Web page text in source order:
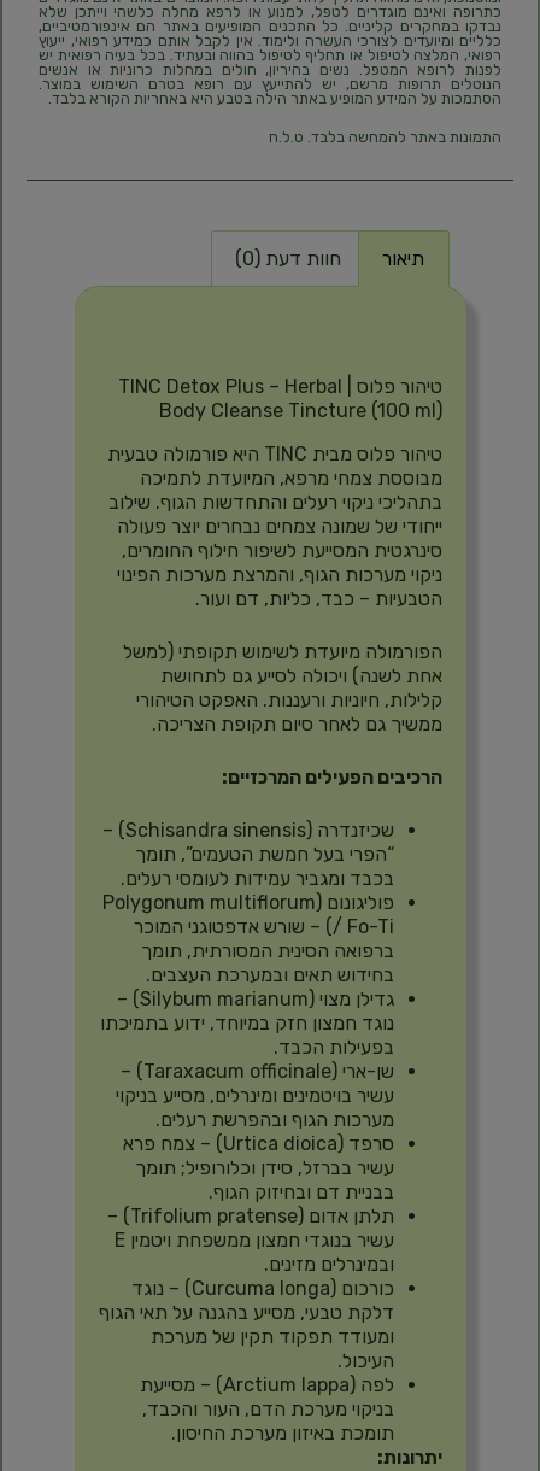
כתרופה ואינם מוגדרים לטפל, למנוע או לרפא מחלה כלשהי וייתכן שלא
נבדקו במחקרים קליניים. כל התכנים המופיעים באתר הם אינפורמטיביים,
כלליים ומיועדים לצורכי העשרה ולימוד. אין לקבל אותם כמידע רפואי, ייעוץ
רפואי, המלצה לטיפול או תחליף לטיפול בהווה ובעתיד. בכל בעיה רפואית יש
לפנות לרופא המטפל. נשים בהיריון, חולים במחלות כרוניות או אנשים
הנוטלים תרופות מרשם, יש להתייעץ עם רופא בטרם השימוש במוצר.
הסתמכות על המידע המופיע באתר הילה בטבע היא באחריות הקורא בלבד.
התמונות באתר להמחשה בלבד. ט.ל.ח
תיאור חוות דעת (0)
טיהור פלוס | TINC Detox Plus – Herbal
Body Cleanse Tincture (100 ml)
טיהור פלוס מבית TINC היא פורמולה טבעית
מבוססת צמחי מרפא, המיועדת לתמיכה
בתהליכי ניקוי רעלים והתחדשות הגוף. שילוב
ייחודי של שמונה צמחים נבחרים יוצר פעולה
סינרגטית המסייעת לשיפור חילוף החומרים,
ניקוי מערכות הגוף, והמרצת מערכות הפינוי
הטבעיות – כבד, כליות, דם ועור.
הפורמולה מיועדת לשימוש תקופתי (למשל
אחת לשנה) ויכולה לסייע גם לתחושת
קלילות, חיוניות ורעננות. האפקט הטיהורי
ממשיך גם לאחר סיום תקופת הצריכה.
הרכיבים הפעילים המרכזיים:
שכיזנדרה (Schisandra sinensis) –
“הפרי בעל חמשת הטעמים”, תומך
בכבד ומגביר עמידות לעומסי רעלים.
פוליגונום (Polygonum multiflorum
/ Fo-Ti) – שורש אדפטוגני המוכר
ברפואה הסינית המסורתית, תומך
בחידוש תאים ובמערכת העצבים.
גדילן מצוי (Silybum marianum) –
נוגד חמצון חזק במיוחד, ידוע בתמיכתו
בפעילות הכבד.
שן-ארי (Taraxacum officinale) –
עשיר בויטמינים ומינרלים, מסייע בניקוי
מערכות הגוף ובהפרשת רעלים.
סרפד (Urtica dioica) – צמח פרא
עשיר בברזל, סידן וכלורופיל; תומך
בבניית דם ובחיזוק הגוף.
תלתן אדום (Trifolium pratense) –
עשיר בנוגדי חמצון ממשפחת ויטמין E
ובמינרלים מזינים.
כורכום (Curcuma longa) – נוגד
דלקת טבעי, מסייע בהגנה על תאי הגוף
ומעודד תפקוד תקין של מערכת
העיכול.
לפה (Arctium lappa) – מסייעת
בניקוי מערכת הדם, העור והכבד,
תומכת באיזון מערכת החיסון.
יתרונות: